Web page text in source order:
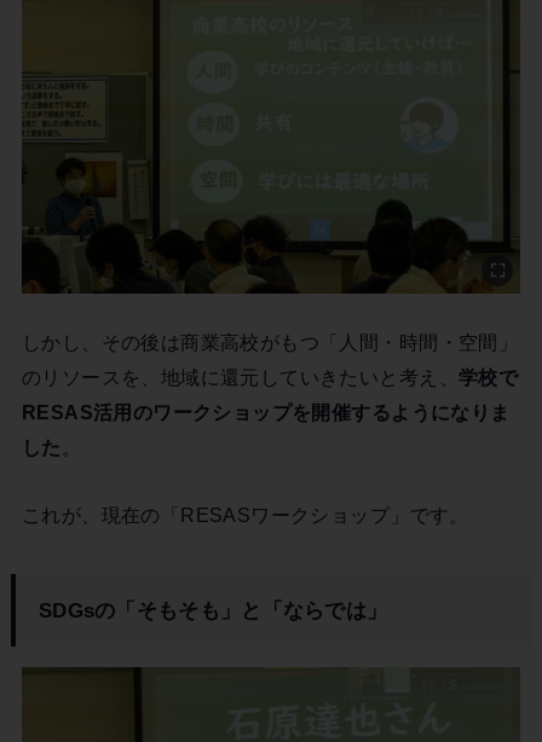
しかし、その後は商業高校がもつ「人間・時間・空間」
のリソースを、地域に還元していきたいと考え、 学校で
RESAS活用のワークショップを開催するようになりま
した 。
これが、現在の「RESASワークショップ」です。
SDGsの「そもそも」と「ならでは」